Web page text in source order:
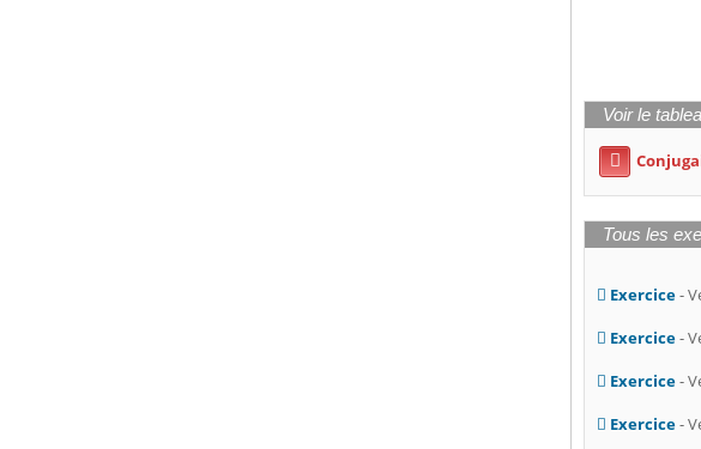
Voir le

Tous les
Exercice-
Exercice-
Exercice-
Exercice-